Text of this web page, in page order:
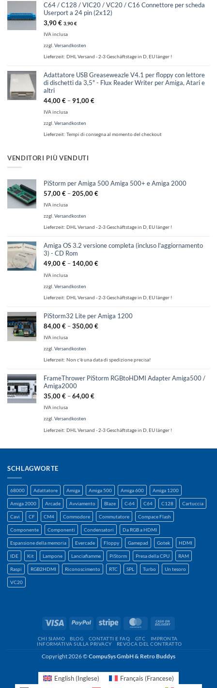
C64 / C128 / VIC20 / VC20 / C16 Connettore per scheda
Userport a 24 pin (2x12)
3,90€ 3,90€
IVA inclusa
zzgl. Versandkosten
Lieferzeit: DHL Versand - 2-3 Geschäftstage in D, EU länger !
Adattatore USB Greaseweazle V4.1 per floppy con lettore
di dischetti da 3,5" - Flux Reader Writer per Amiga, Atari e
altri
44,00€ –91,00€
IVA inclusa
zzgl. Versandkosten
Lieferzeit: Tempi di consegna al momento del checkout
VENDITORI PIÙ VENDUTI
PiStorm per Amiga 500 Amiga 500+ e Amiga 2000
57,00€ –205,00€
IVA inclusa
zzgl. Versandkosten
Lieferzeit: DHL Versand - 2-3 Geschäftstage in D, EU länger !
Amiga OS 3.2 versione completa (incluso l'aggiornamento
3) - CD Rom
49,00€ – 140,00€
IVA inclusa
zzgl. Versandkosten
Lieferzeit: DHL Versand - 2-3 Geschäftstage in D, EU länger !
PiStorm32 Lite per Amiga 1200
84,00€ –350,00€
IVA inclusa
zzgl. Versandkosten
Lieferzeit: Non c'è una data di spedizione precisa!
FrameThrower PiStorm RGBtoHDMI Adapter Amiga500 /
Amiga2000
35,00€ –64,00€
IVA inclusa
zzgl.Versandkosten
Lieferzeit: DHL Versand - 2-3 Geschäftstage in D, EU länger !
SCHLAGWORTE
68000 Adattatore Amiga Amiga 500 Amiga 600 Amiga 1200
Amiga 2000 Arcade Avviamento Blaze C-64 C64 C128 Cartuccia
Cavi CF CM4 Commodore Commutatore Compace Flash
Componente Componenti Condensatori Da RGB a HDMI
Espansione della memoria Evercade Floppy Gamepad Gotek HDMI
IDE Kit Lampone Lanciafiamme PiStorm Presa della CPU RAM
Raspi RGB2HDMI Riconoscimento RTC SPL Turbo Un tesoro
VC20
Visto PayPal
A
MasterCard
consegna
CHI SIAMO BLOG CONTATTI E FAQ GTC
IMPRONTA
INFORMATIVA SULLA PRIVACY
REVOCA DEL CONTRATTO
Copyright 2026 © CompuSys GmbH & Retro Buddys
English (Inglese) Français (Francese)